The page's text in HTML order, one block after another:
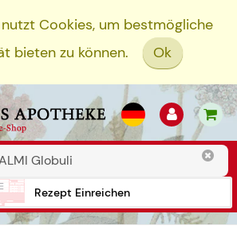
Cookies, um bestmögliche
bieten zu können.
Ok
Rezept Einreichen